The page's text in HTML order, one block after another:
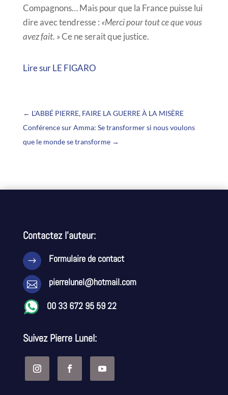
Compagnons… Mais pour que la France puisse lui
dire avec tendresse : «Merci pour tout ce que vous
avez fait. »Ce ne serait que justice.
Lire sur LE FIGARO
← L'ABBÉ PIERRE, FAIRE LA GUERRE À LA MISÈRE
Conférence sur Amma: Se transformer si nous voulons
que le monde se transforme→
Contactez l’auteur:
$ Formulaire de contact
 pierrelunel@hotmail.com
00 33 672 95 59 22
Suivez Pierre Lunel: